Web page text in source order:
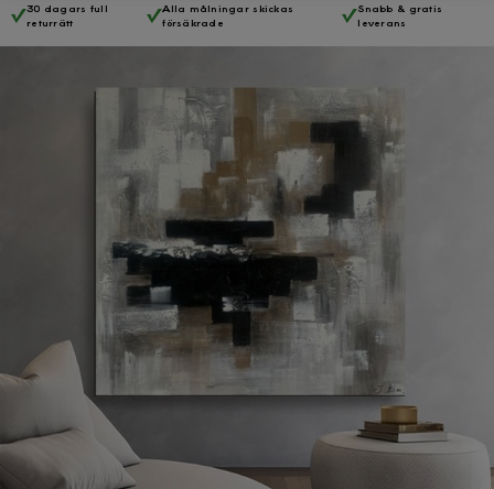
Inga produkter i varukorgen.
30 dagars full
returrätt
Alla målningar skickas
försäkrade
Snabb & gratis
leverans